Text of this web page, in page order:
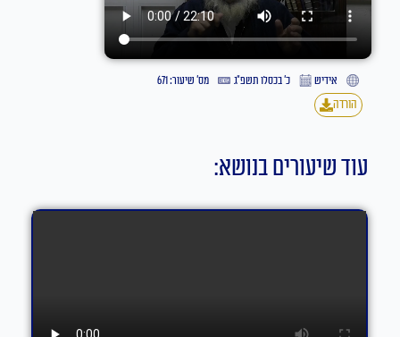
אידיש כ׳ בכסלו תשפ״ג
מס' שיעור: 671
הורדה
עוד שיעורים בנושא: